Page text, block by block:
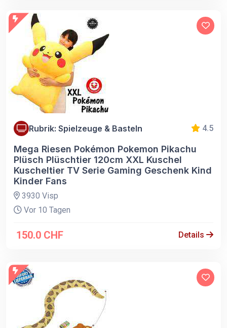
Rubrik: Spielzeuge & Basteln 4.5
Mega Riesen Pokémon Pokemon Pikachu
Plüsch Plüschtier 120cm XXL Kuschel
Kuscheltier TV Serie Gaming Geschenk Kind
Kinder Fans
3930 Visp
Vor 10 Tagen
150.0 CHF Details